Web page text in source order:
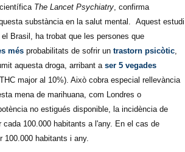
The Lancet Psychiatry , confirma
substància en la salut mental. Aquest estudi
Brasil, ha trobat que les persones que
més probabilitats de sofrir un trastorn psicòtic
aquesta droga, arribant a ser 5 vegades
major al 10%). Això cobra especial rellevància
mena de marihuana, com Londres o
no estigués disponible, la incidència de
100.000 habitants a l'any. En el cas de
100.000 habitants i any.